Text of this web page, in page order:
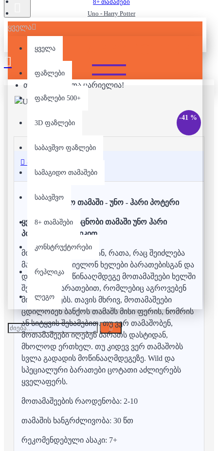
ყველა
ყველა
ფაზლები
ფაზლები 500+
3D ფაზლები
საბავშვო ფაზლები
სამაგიდო თამაშები
საბავშვო
8+ თამაშები
კონსტრუქტორები
რეპლიკა
ლეგო
თქვენი კალათა ცარიელია!
8+ თამაშები
Uno - Harry Potter
UNO - HARRY POTTER
-41 %
აღწერა
სამაგიდო თამაში - უნო - ჰარი პოტერი
ყველასათვის ნაცნობი თამაში უნო ჰარი
პოტერის თემატიკით
მოთამაშეები იბრძვიან, რათა, რაც შეიძლება
მალე დაიცარიელონ ხელები ბარათებისგან და
დაიჭირონ მოწინააღმდეგე მოთამაშეები ხელში
შემხმარი ბარათებით, რომლებიც აგროვებენ
მინუს ქულებს. თავის მხრივ, მოთამაშეები
ცდილობენ ბანქოს თამაშს მისი ფერის, ნომრის
ან სიტყვის შეხამებით. თუ ვერ თამაშობენ,
მოთამაშეები იღებენ ბარათს დასტიდან,
მხოლოდ ერთხელ. თუ კიდევ ვერ თამაშობს
სვლა გადადის მოწინააღმდეგეზე. Wild და
სპეციალური ბარათები ცოტათი აძლიერებს
ყველაფერს.
მოთამაშეების რაოდენობა: 2-10
თამაშის ხანგრძლივობა: 30 წთ
რეკომენდებული ასაკი: 7+